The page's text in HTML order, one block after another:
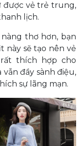
được vẻ trẻ trung,
lịch.
thơ hơn, bạn
này sẽ tạo nên vẻ
thích hợp cho
đầy sành điệu,
sự lãng mạn.